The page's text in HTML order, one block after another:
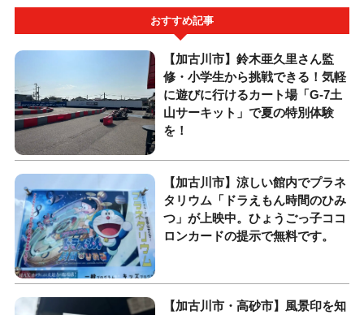
おすすめ記事
【加古川市】鈴木亜久里さん監
修・小学生から挑戦できる！気軽
に遊びに行けるカート場「G-7土
山サーキット」で夏の特別体験
を！
【加古川市】涼しい館内でプラネ
タリウム「ドラえもん時間のひみ
つ」が上映中。ひょうごっ子ココ
ロンカードの提示で無料です。
【加古川市・高砂市】風景印を知